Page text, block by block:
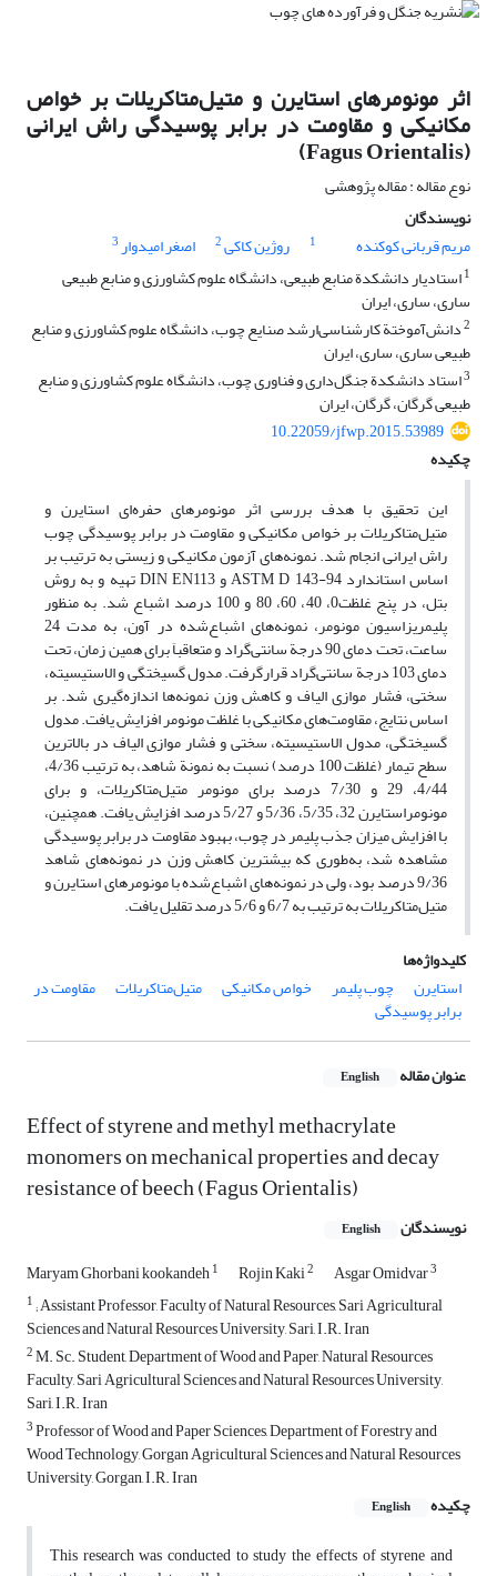
اثر مونومرهای استایرن و متیل‌متاکریلات بر خواص
مکانیکی و مقاومت در برابر پوسیدگی راش ایرانی
(Fagus Orientalis)
نوع مقاله : مقاله پژوهشی
نویسندگان
مریم قربانی کوکنده
1 روژین کاکی2 اصغر امیدوار3
1استادیار دانشکدة منابع طبیعی، دانشگاه علوم کشاورزی و منابع طبیعی
ساری، ساری، ایران
2دانش‌آموختة کارشناسی‌ارشد صنایع چوب، دانشگاه علوم کشاورزی و منابع
طبیعی ساری، ساری، ایران
3استاد دانشکدة جنگل‌داری و فناوری چوب، دانشگاه علوم کشاورزی و منابع
طبیعی گرگان، گرگان، ایران
10.22059/jfwp.2015.53989
چکیده
این تحقیق با هدف بررسی اثر مونومرهای حفره‌ای استایرن و
متیل‌متاکریلات بر خواص مکانیکی و مقاومت در برابر پوسیدگی چوب
راش ایرانی انجام شد. نمونه‌های آزمون مکانیکی و زیستی به ترتیب بر
اساس استاندارد ASTM D 143-94 و DIN EN113 تهیه و به روش
بتل، در پنج غلظت0، 40، 60، 80 و 100 درصد اشباع شد. به منظور
پلیمریزاسیون مونومر، نمونه‌های اشباع‌شده در آون، به مدت 24
ساعت، تحت دمای 90 درجة سانتی‌گراد و متعاقباَ برای همین زمان، تحت
دمای 103 درجة سانتی‌گراد قرارگرفت. مدول گسیختگی و الاستیسیته،
سختی، فشار موازی الیاف و کاهش وزن نمونه‌ها اندازه‌گیری شد. بر
اساس نتایج، مقاومت‌های مکانیکی با غلظت مونومر افزایش یافت. مدول
گسیختگی، مدول الاستیسیته، سختی و فشار موازی الیاف در بالاترین
سطح تیمار (غلظت 100 درصد) نسبت به نمونة شاهد، به ترتیب 4/36،
4/44، 29 و 7/30 درصد برای مونومر متیل‌متاکریلات، و برای
مونومراستایرن 32، 5/35، 5/36 و 5/27 درصد افزایش یافت. همچنین،
با افزایش میزان جذب پلیمر در چوب، بهبود مقاومت در برابر پوسیدگی
مشاهده شد، به‌طوری که بیشترین کاهش وزن در نمونه‌های شاهد
9/36 درصد بود، ولی در نمونه‌های اشباع‌شده با مونومرهای استایرن و
متیل‌متاکریلات به ترتیب به 6/7 و 5/6 درصد تقلیل یافت.
کلیدواژه‌ها
استایرن
چوب پلیمر خواص مکانیکی متیل‌متاکریلات مقاومت در
برابر پوسیدگی
عنوان مقاله English
Effect of styrene and methyl methacrylate
monomers on mechanical properties and decay
resistance of beech (Fagus Orientalis)
نویسندگان English
Maryam Ghorbani kookandeh1 Rojin Kaki2 Asgar Omidvar3
1; Assistant Professor, Faculty of Natural Resources, Sari Agricultural
Sciences and Natural Resources University, Sari, I.R. Iran
2M. Sc. Student, Department of Wood and Paper, Natural Resources
Faculty, Sari Agricultural Sciences and Natural Resources University,
Sari, I.R. Iran
3Professor of Wood and Paper Sciences, Department of Forestry and
Wood Technology, Gorgan Agricultural Sciences and Natural Resources
University, Gorgan, I.R. Iran
چکیده
English
This research was conducted to study the effects of styrene and